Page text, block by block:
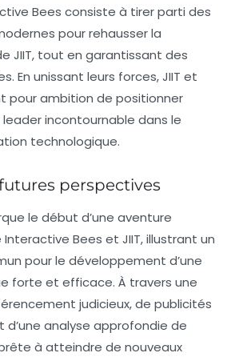
Bees consiste à tirer parti des
pour rehausser la
JIIT, tout en garantissant des
En unissant leurs forces, JIIT et
pour ambition de positionner
incontournable dans le
technologique.
perspectives
le début d’une aventure
Bees et JIIT, illustrant un
pour le développement d’une
forte et efficace. À travers une
judicieux, de publicités
analyse approfondie de
à atteindre de nouveaux